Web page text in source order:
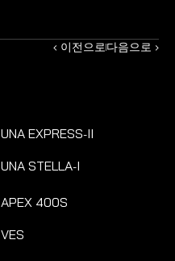
‹ 이전으로다음으로 ›
UNA EXPRESS-II
UNA STELLA-I
APEX 400S
VES